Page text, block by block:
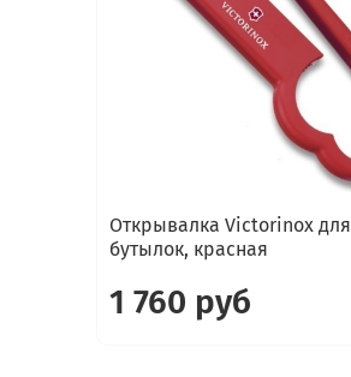
Открывалка Victorinox для
бутылок, красная
1 760 руб